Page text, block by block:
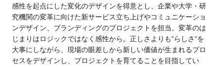
感性を起点にした変化のデザインを得意とし、企業や大学・研
究機関の変革に向けた新サービス立ち上げやコミュニケーショ
ンデザイン、ブランディングのプロジェクトを担当。変革のは
じまりはロジックではなく感性から。正しさよりも“らしさ“を
大事にしながら、現場の眼差しから新しい価値が生まれるプロ
セスをデザインし、プロジェクトを育てることを目指してい